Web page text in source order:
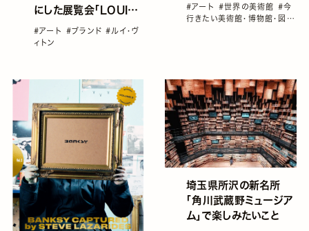
にした展覧会「LOUIS
VUITTON &」開催！
#アート #ブランド#ルイ・ヴ
ィトン
#アート #世界の美術館 #今
行きたい美術館・博物館・図書
埼玉県所沢の新名所
「角川武蔵野ミュージア
ム」で楽しみたいこと